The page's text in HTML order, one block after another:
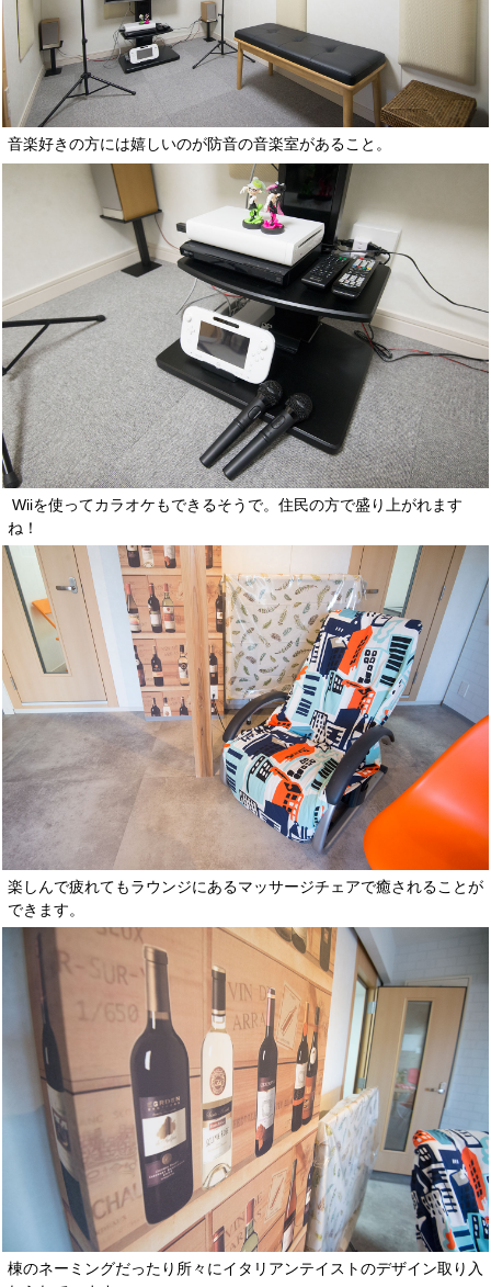
音楽好きの方には嬉しいのが防音の音楽室があること。
Wiiを使ってカラオケもできるそうで。住民の方で盛り上がれます
ね！
楽しんで疲れてもラウンジにあるマッサージチェアで癒されることが
できます。
棟のネーミングだったり所々にイタリアンテイストのデザイン取り入